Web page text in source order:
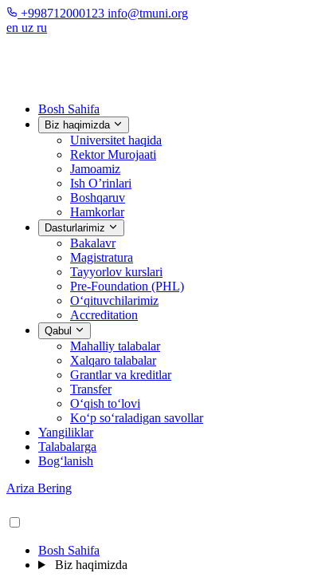
+998712000123 info@tmuni.org
en uz ru
Bosh Sahifa
Biz haqimizda
Universitet haqida
Rektor Murojaati
Jamoamiz
Ish O’rinlari
Boshqaruv
Hamkorlar
Dasturlarimiz
Bakalavr
Magistratura
Tayyorlov kurslari
Pre-Foundation (PHL)
O‘qituvchilarimiz
Accreditation
Qabul
Mahalliy talabalar
Xalqaro talabalar
Grantlar va kreditlar
Transfer
O‘qish to‘lovi
Ko‘p so‘raladigan savollar
Yangiliklar
Talabalarga
Bog‘lanish
Ariza Bering
Bosh Sahifa
Biz haqimizda